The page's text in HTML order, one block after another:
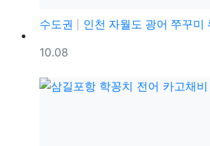
수도권
인천 자월도 광어 쭈꾸미 루어
등록일
10.08